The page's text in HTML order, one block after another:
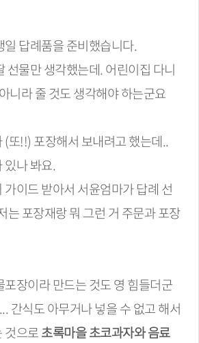
답례품을 준비했습니다.
선물만 생각했는데. 어린이집 다니
니라 줄 것도 생각해야 하는군요
(또!!) 포장해서 보내려고 했는데..
있나 봐요.
이드 받아서 서윤엄마가 답례 선
는 포장재랑 뭐 그런 거 주문과 포장
장이라 만드는 것도 영 힘들더군
간식도 아무거나 넣을 수 없고 해서
것으로초록마을 초코과자와 음료